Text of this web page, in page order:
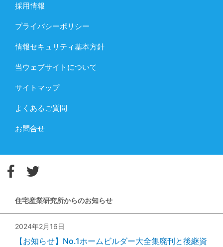
採用情報
プライバシーポリシー
情報セキュリティ基本方針
当ウェブサイトについて
サイトマップ
よくあるご質問
お問合せ
住宅産業研究所からのお知らせ
2024年2月16日
【お知らせ】No.1ホームビルダー大全集廃刊と後継資